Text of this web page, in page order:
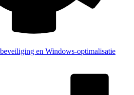
en Windows-optimalisatie